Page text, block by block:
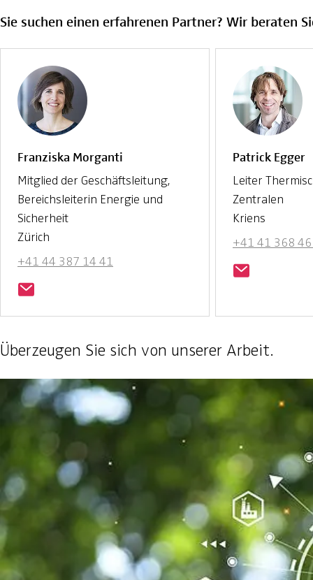
Sie suchen einen erfahrenen Partner? Wir beraten
Franziska Morganti
Mitglied der Geschäftsleitung,
Bereichsleiterin Energie und
Sicherheit
Zürich
+41 44 387 14 41
Patrick Egger
Leiter
Zentralen
Kriens
+41 41 368
Überzeugen Sie sich von unserer Arbeit.